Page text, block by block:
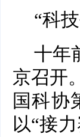
“科
十年
京召开
国科协
以“接